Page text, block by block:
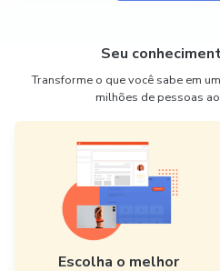
Seu
Transforme o que você sabe em
milhões de pessoas
Escolha o melhor